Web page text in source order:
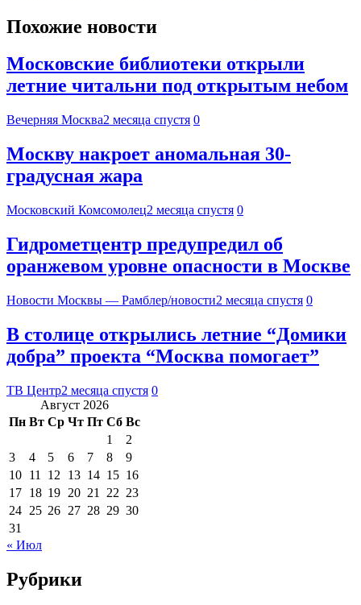
Похожие новости
Московские библиотеки открыли
летние читальни под открытым небом
Вечерняя Москва2 месяца спустя 0
Москву накроет аномальная 30-
градусная жара
Московский Комсомолец2 месяца спустя 0
Гидрометцентр предупредил об
оранжевом уровне опасности в Москве
Новости Москвы — Рамблер/новости2 месяца спустя 0
В столице открылись летние “Домики
добра” проекта “Москва помогает”
ТВ Центр2 месяца спустя 0
Август 2026
Пн Вт Ср Чт Пт Сб Вс
1
2
3
4 5 6 7 8
9
10 11 12 13 14 15 16
17 18 19 20 21 22 23
24 25 26 27 28 29 30
31
« Июл
Рубрики